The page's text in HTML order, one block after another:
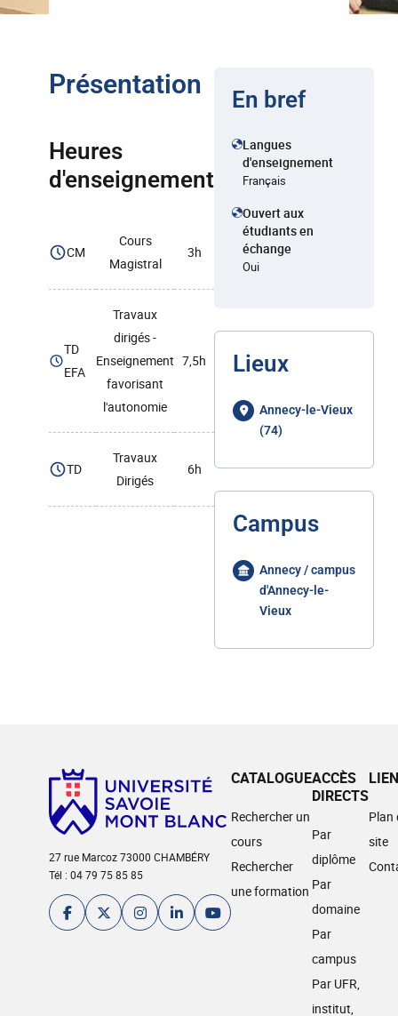
Présentation
Heures
d'enseignement
CM
Cours
Magistral
3h
TD
EFA
Travaux
dirigés -
Enseignement
favorisant
l'autonomie
7,5h
TD
Travaux
Dirigés
6h
En bref
Langues
d'enseignement
Français
Ouvert aux
étudiants en
échange
Oui
Lieux
Annecy-le-Vieux
(74)
Campus
Annecy / campus
d'Annecy-le-
Vieux
27 rue Marcoz 73000 CHAMBÉRY
Tél : 04 79 75 85 85
CATALOGUE
Rechercher un
cours
Rechercher
une formation
ACCÈS
DIRECTS
Par
diplôme
Par
domaine
Par
campus
Par UFR,
institut,
Plan
site